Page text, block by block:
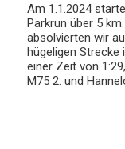
Am 1.1.2024
Parkrun über 5
absolvierten wir
hügeligen Strecke
einer Zeit von
M75 2. und